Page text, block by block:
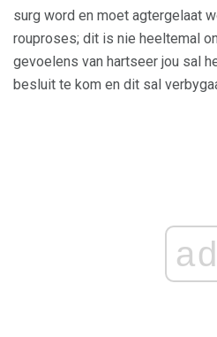
surg word en moet agtergelaat
rouproses; dit is nie heeltemal
gevoelens van hartseer jou sal
besluit te kom en dit sal
ad